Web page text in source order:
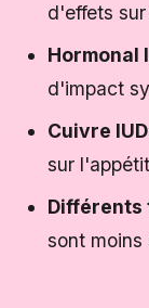
d'effets
Hormonal
d'impact
Cuivre
sur l'appétit
Différents
sont